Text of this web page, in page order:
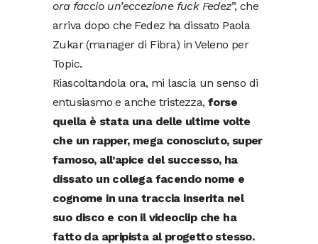
ora faccio un’eccezione fuck Fedez”, che
arriva dopo che Fedez ha dissato Paola
Zukar (manager di Fibra) in Veleno per
Topic.
Riascoltandola ora, mi lascia un senso di
entusiasmo e anche tristezza, forse
quella è stata una delle ultime volte
che un rapper, mega conosciuto, super
famoso, all’apice del successo, ha
dissato un collega facendo nome e
cognome in una traccia inserita nel
suo disco e con il videoclip che ha
fatto da apripista al progetto stesso.